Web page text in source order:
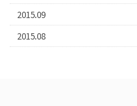
2015.09
2015.08